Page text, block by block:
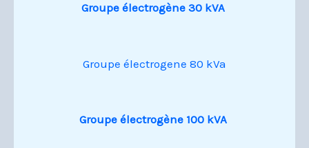
Groupe électrogène 30 kVA
Groupe électrogene 80 kVa
Groupe électrogène 100 kVA